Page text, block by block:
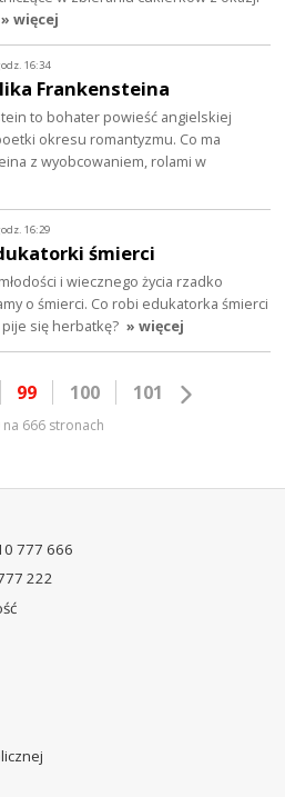
» więcej
16:34
Frankensteina
to bohater powieść angielskiej
okresu romantyzmu. Co ma
z wyobcowaniem, rolami w
16:29
śmierci
i wiecznego życia rzadko
o śmierci. Co robi edukatorka śmierci
się herbatkę? » więcej
99 100 101
na 666 stronach
777 666
222